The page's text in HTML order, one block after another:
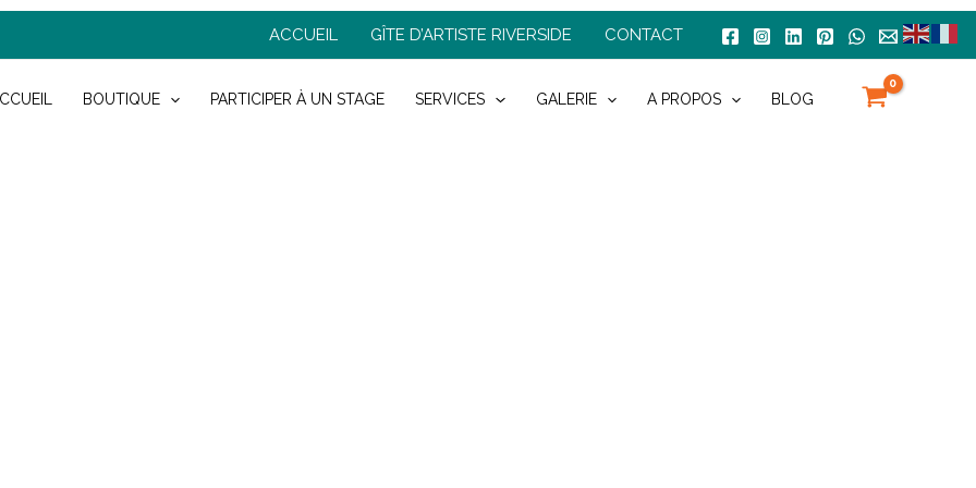
ACCUEIL GÎTE D’ARTISTE RIVERSIDE CONTACT
BOUTIQUE PARTICIPER À UN STAGE SERVICES GALERIE A PROPOS BLOG